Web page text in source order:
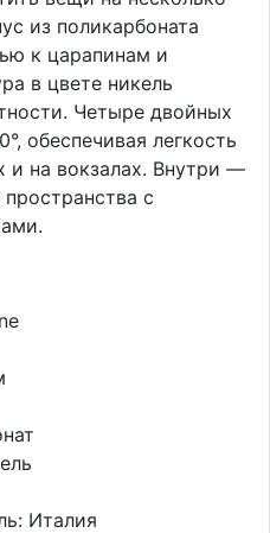
из поликарбоната
к царапинам и
в цвете никель
Четыре двойных
обеспечивая легкость
и на вокзалах. Внутри —
с
Италия